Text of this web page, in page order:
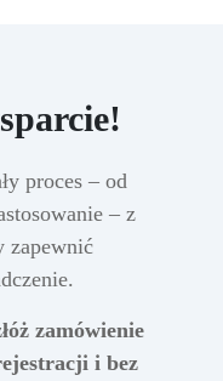
proces – od
– z
zapewnić
zamówienie
i bez